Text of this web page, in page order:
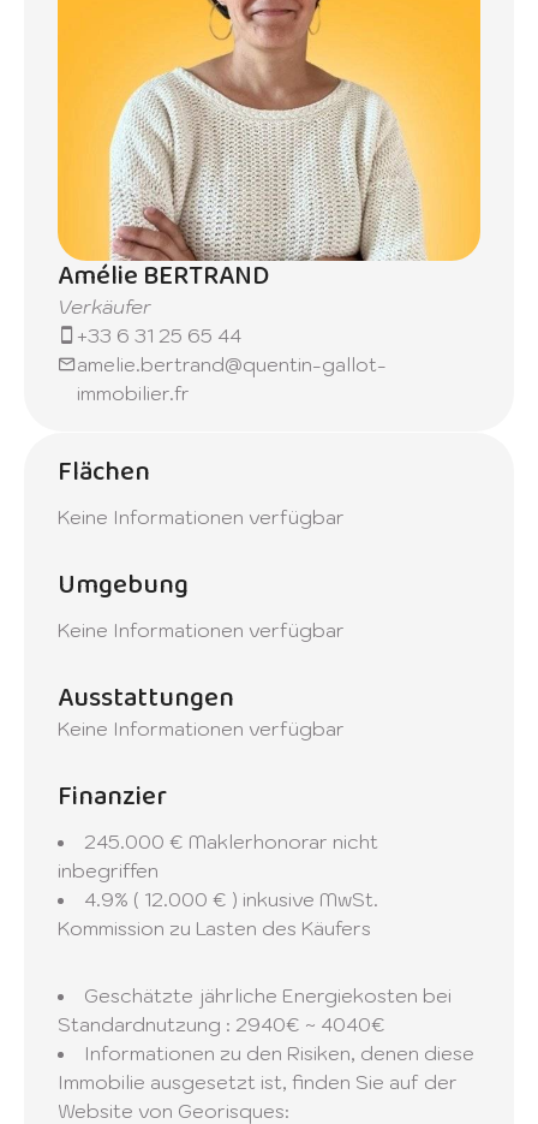
Amélie BERTRAND
Verkäufer
+33 6 31 25 65 44
amelie.bertrand@quentin-gallot-
immobilier.fr
Flächen
Keine Informationen verfügbar
Umgebung
Keine Informationen verfügbar
Ausstattungen
Keine Informationen verfügbar
Finanzier
245.000 € Maklerhonorar nicht
inbegriffen
4.9% ( 12.000 € ) inkusive MwSt.
Kommission zu Lasten des Käufers
Geschätzte jährliche Energiekosten bei
Standardnutzung : 2940€ ~ 4040€
Informationen zu den Risiken, denen diese
Immobilie ausgesetzt ist, finden Sie auf der
Website von Georisques: